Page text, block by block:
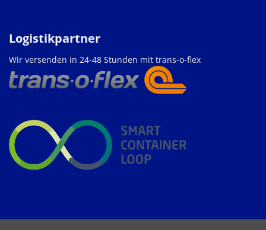
Logistikpartner
Wir versenden in 24-48 Stunden mit trans-o-flex